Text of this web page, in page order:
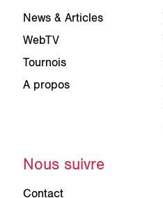
News & Articles
WebTV
Tournois
A propos
Nous suivre
Contact